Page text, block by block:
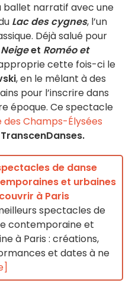
ballet narratif avec une
Lac des cygnes, l’un
Déjà salué pour
et Roméo et
cette fois-ci le
, en le mêlant à des
pour l’inscrire dans
époque. Ce spectacle
des Champs-Élysées
de danse
et urbaines
à Paris
spectacles de
contemporaine et
à Paris : créations,
et dates à ne